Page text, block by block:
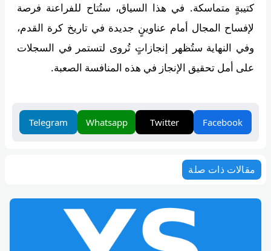
كتيبةٍ متماسكة. في هذا السياق، ستُتاح للفراعنة فرصة
لإفساح المجال أمام عناوينٍ جديدة في تاريخ كرة القدم،
وفي النهاية ستُظهر إنجازاتٍ تُروى لتستمر في السجلات
على أمل تحقيق الإنجاز في هذه المنافسة الصعبة.
Facebook
Twitter
Whatsapp
Telegram
مقالات ذات صلة